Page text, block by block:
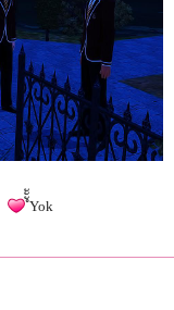
ํัััYok